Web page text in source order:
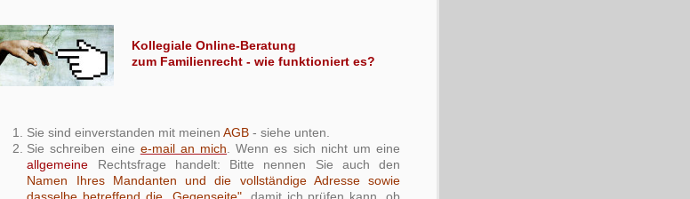
Kollegiale Online-Beratung
zum Familienrecht - wie funktioniert es?
Sie sind einverstanden mit meinenAGB - siehe unten.
Sie schreiben eine e-mail an mich . Wenn es sich nicht um eine
allgemeine Rechtsfrage handelt: Bitte nennen Sie auch den
Namen Ihres Mandanten und die vollständige Adresse sowie
dasselbe betreffend die „Gegenseite", damit ich prüfen kann, ob